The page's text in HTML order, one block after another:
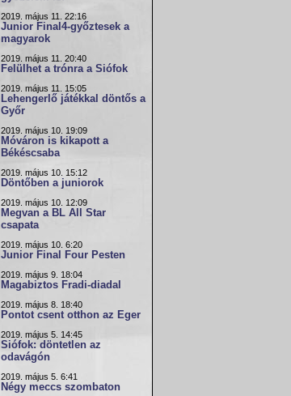
2019. május 11. 22:16
Junior Final4-győztesek a
magyarok
2019. május 11. 20:40
Felülhet a trónra a Siófok
2019. május 11. 15:05
Lehengerlő játékkal döntős a
Győr
2019. május 10. 19:09
Móváron is kikapott a
Békéscsaba
2019. május 10. 15:12
Döntőben a juniorok
2019. május 10. 12:09
Megvan a BL All Star
csapata
2019. május 10. 6:20
Junior Final Four Pesten
2019. május 9. 18:04
Magabiztos Fradi-diadal
2019. május 8. 18:40
Pontot csent otthon az Eger
2019. május 5. 14:45
Siófok: döntetlen az
odavágón
2019. május 5. 6:41
Négy meccs szombaton